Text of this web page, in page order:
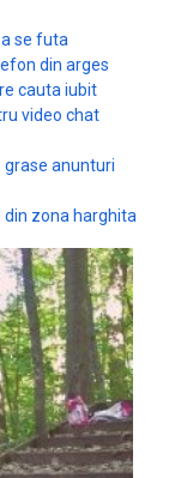
se futa
din arges
cauta iubit
video chat
grase anunturi
din zona harghita